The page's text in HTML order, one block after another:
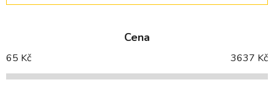
z
í
p
Cena
65 Kč 3637 Kč